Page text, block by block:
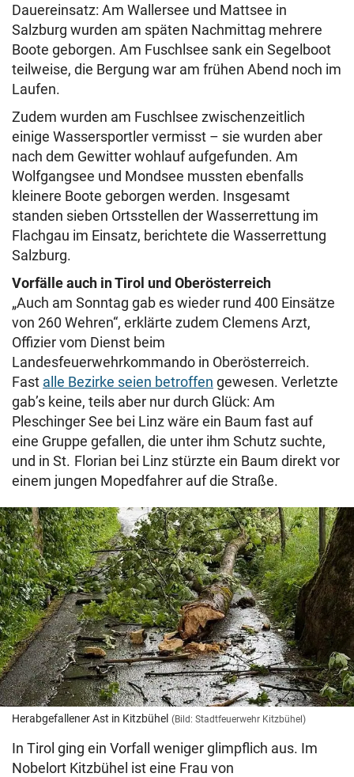
Dauereinsatz: Am Wallersee und Mattsee in
Salzburg wurden am späten Nachmittag mehrere
Boote geborgen. Am Fuschlsee sank ein Segelboot
teilweise, die Bergung war am frühen Abend noch im
Laufen.
Zudem wurden am Fuschlsee zwischenzeitlich
einige Wassersportler vermisst – sie wurden aber
nach dem Gewitter wohlauf aufgefunden. Am
Wolfgangsee und Mondsee mussten ebenfalls
kleinere Boote geborgen werden. Insgesamt
standen sieben Ortsstellen der Wasserrettung im
Flachgau im Einsatz, berichtete die Wasserrettung
Salzburg.
Vorfälle auch in Tirol und Oberösterreich
„Auch am Sonntag gab es wieder rund 400 Einsätze
von 260 Wehren“, erklärte zudem Clemens Arzt,
Offizier vom Dienst beim
Landesfeuerwehrkommando in Oberösterreich.
Fast alle Bezirke seien betroffen gewesen. Verletzte
gab’s keine, teils aber nur durch Glück: Am
Pleschinger See bei Linz wäre ein Baum fast auf
eine Gruppe gefallen, die unter ihm Schutz suchte,
und in St. Florian bei Linz stürzte ein Baum direkt vor
einem jungen Mopedfahrer auf die Straße.
Herabgefallener Ast in Kitzbühel (Bild: Stadtfeuerwehr Kitzbühel)
In Tirol ging ein Vorfall weniger glimpflich aus. Im
Nobelort Kitzbühel ist eine Frau von